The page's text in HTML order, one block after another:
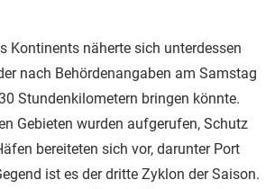
Kontinents näherte sich unterdessen
nach Behördenangaben am Samstag
Stundenkilometern bringen könnte.
Gebieten wurden aufgerufen, Schutz
bereiteten sich vor, darunter Port
ist es der dritte Zyklon der Saison.